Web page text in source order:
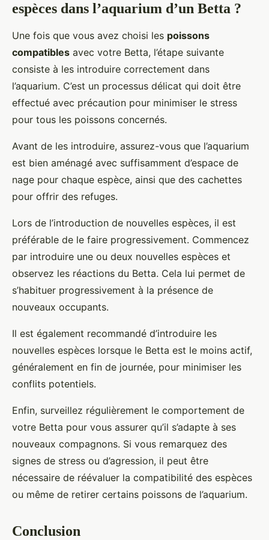
espèces dans l’aquarium d’un Betta ?
Une fois que vous avez choisi les poissons
compatibles avec votre Betta, l’étape suivante
consiste à les introduire correctement dans
l’aquarium. C’est un processus délicat qui doit être
effectué avec précaution pour minimiser le stress
pour tous les poissons concernés.
Avant de les introduire, assurez-vous que l’aquarium
est bien aménagé avec suffisamment d’espace de
nage pour chaque espèce, ainsi que des cachettes
pour offrir des refuges.
Lors de l’introduction de nouvelles espèces, il est
préférable de le faire progressivement. Commencez
par introduire une ou deux nouvelles espèces et
observez les réactions du Betta. Cela lui permet de
s’habituer progressivement à la présence de
nouveaux occupants.
Il est également recommandé d’introduire les
nouvelles espèces lorsque le Betta est le moins actif,
généralement en fin de journée, pour minimiser les
conflits potentiels.
Enfin, surveillez régulièrement le comportement de
votre Betta pour vous assurer qu’il s’adapte à ses
nouveaux compagnons. Si vous remarquez des
signes de stress ou d’agression, il peut être
nécessaire de réévaluer la compatibilité des espèces
ou même de retirer certains poissons de l’aquarium.
Conclusion